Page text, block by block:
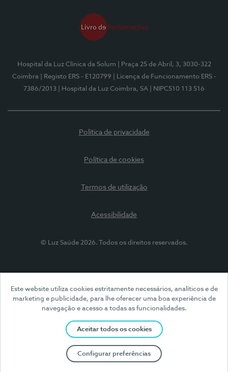
Este website utiliza cookies estritamente necessários, analíticos e de
marketing e publicidade, para lhe oferecer uma boa experiência de
navegação e acesso a todas as funcionalidades.
Aceitar todos os cookies
Configurar preferências
Hospital da Luz Clínica da Solum
| Praça 25 de Abril, 3, 3030-322
Coimbra
| Registo ERS - E120799
| Licença de Funcionamento ERS -
7386/2013
| Hospital da Luz Coimbra, SA | NIPC510 113 516
Política de privacidade
Política de cookies
Termos de utilização
Acessibilidade
© Luz Saúde 2026. Todos os direitos reservados.